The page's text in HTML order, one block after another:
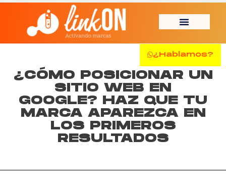
¿Hablamos?
¿CÓMO POSICIONAR UN
SITIO WEB EN
GOOGLE? HAZ QUE TU
MARCA APAREZCA EN
LOS PRIMEROS
RESULTADOS